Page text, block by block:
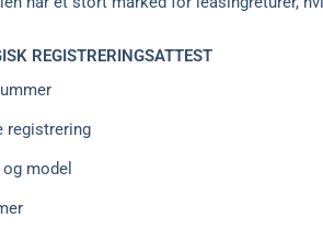
REGISTRERINGSATTEST
registrering
model